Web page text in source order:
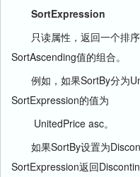
SortExpression
只读属性，返回一个排序
SortAscending值的组合。
例如，如果SortBy分为
SortExpression的值为
UnitedPrice asc。
如果SortBy设置为
SortExpression返回